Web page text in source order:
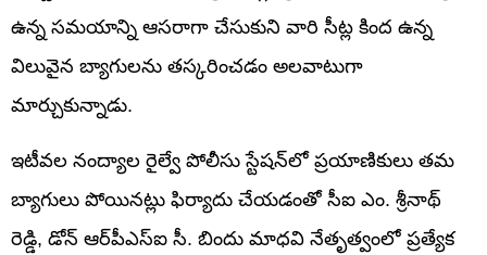
ఉన్న సమయాన్ని ఆసరాగా చేసుకుని వారి సీట్ల కింద ఉన్న
విలువైన బ్యాగులను తస్కరించడం అలవాటుగా
మార్చుకున్నాడు.
ఇటీవల నంద్యాల రైల్వే పోలీసు స్టేషన్‌లో ప్రయాణికులు తమ
బ్యాగులు పోయినట్లు ఫిర్యాదు చేయడంతో సీఐ ఎం. శ్రీనాథ్
రెడ్డి, డోన్ ఆర్‌పీఎస్ఐ సీ. బిందు మాధవి నేతృత్వంలో ప్రత్యేక